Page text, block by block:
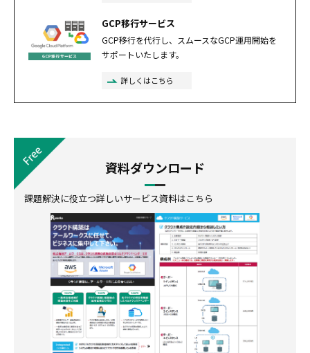
GCP移行サービス
GCP移行を代行し、スムースなGCP運用開始を
サポートいたします。
詳しくはこちら
資料ダウンロード
課題解決に役立つ詳しいサービス資料はこちら